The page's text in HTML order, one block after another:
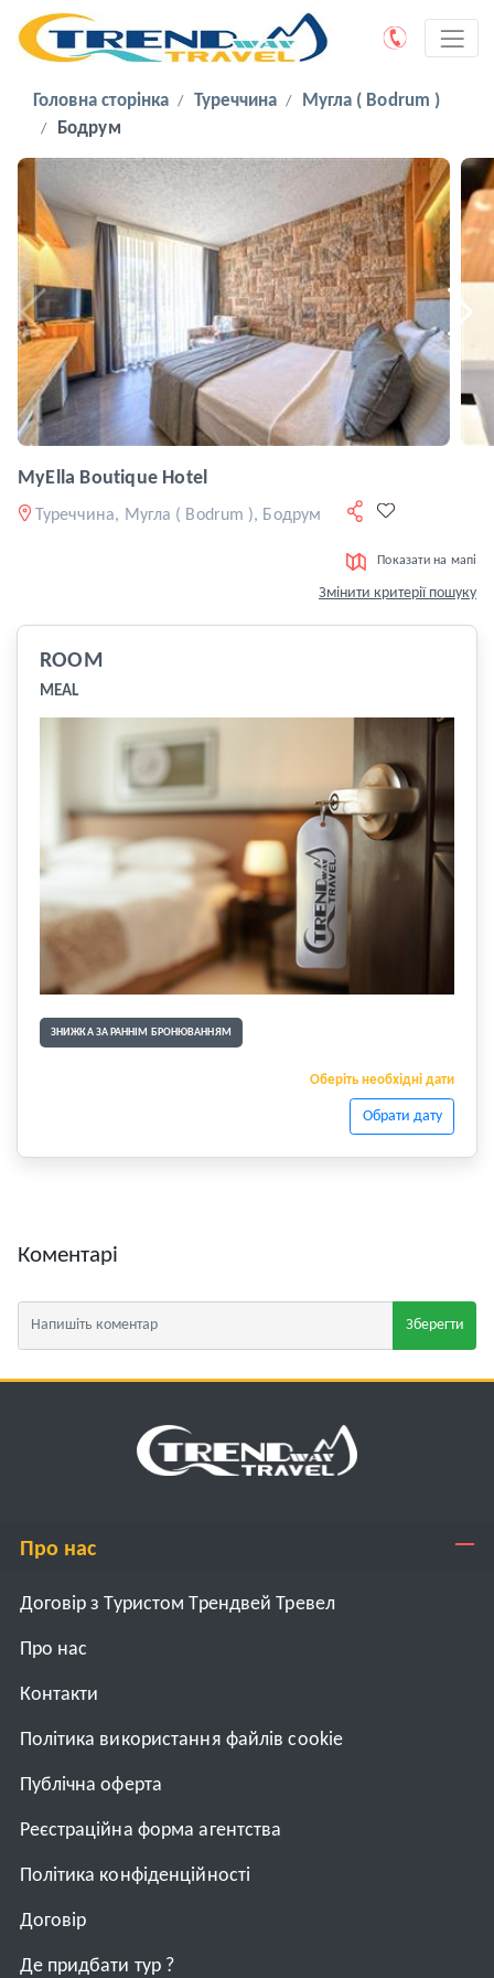
Головна сторінка Туреччина
Мугла ( Bodrum )
Бодрум
MyElla Boutique Hotel
Туреччина, Мугла ( Bodrum ), Бодрум
Показати на мапі
Змінити критерії пошуку
ROOM
MEAL
ЗНИЖКА ЗА РАННІМ БРОНЮВАННЯМ
Оберіть необхідні дати
Обрати дату
Коментарі
Зберегти
Про нас
Договір з Туристом Трендвей Тревел
Про нас
Контакти
Політика використання файлів cookie
Публічна оферта
Реєстраційна форма агентства
Політика конфіденційності
Договiр
Де придбати тур ?